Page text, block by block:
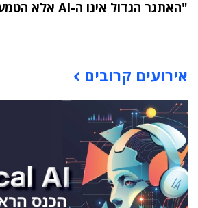
"האתגר הגדול אינו ה-AI אלא הטמעתה בארגון"
אירועים קרובים